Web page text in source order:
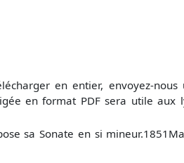
en entier, envoyez-nous
en format PDF sera utile aux
sa Sonate en si